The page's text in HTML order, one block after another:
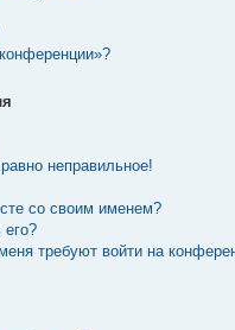
неправильное!
со своим именем?
его?
требуют войти на